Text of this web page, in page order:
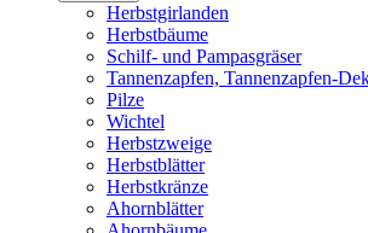
Herbstgirlanden
Herbstbäume
Schilf- und Pampasgräser
Tannenzapfen, Tannenzapfen-
Pilze
Wichtel
Herbstzweige
Herbstblätter
Herbstkränze
Ahornblätter